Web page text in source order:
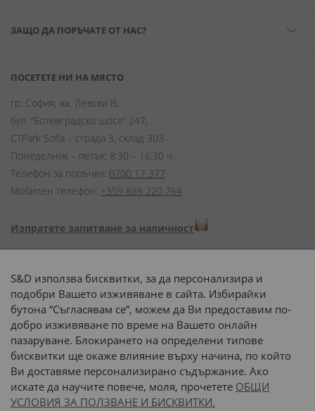
ЗАЩО ДА ПОРЪЧАТЕ ОТ НАС?
ПОСЕТЕТЕ НИ НА МЯСТО
гр. София, жк. Левски В,
бул. “Ботевградско шосе” 247,
CTPark Sofia – сграда 3, склад 303
Понеделник – петък: 8:30 – 16:30 ч.
Телефон за поръчки: 0700 17 377
Мобилен телефон: +359 889 220 764
Изпратете запитване за наличност
Начини на плащане:
Доставка до адрес с:
или
наш транспорт
S&D използва бисквитки, за да персонализира и
подобри Вашето изживяване в сайта. Избирайки
бутона “Съгласявам се”, можем да Ви предоставим по-
добро изживяване по време на Вашето онлайн
пазаруване. Блокирането на определени типове
бисквитки ще окаже влияние върху начина, по който
Ви доставяме персонализирано съдържание. Ако
искате да научите повече, моля, прочетете ОБЩИ
УСЛОВИЯ ЗА ПОЛЗВАНЕ И БИСКВИТКИ.